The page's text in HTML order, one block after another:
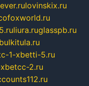
lovinskix.ru
liura.ruglasspb.ru
bulkitula.ru
1-xbetti-5.ru
2.ru